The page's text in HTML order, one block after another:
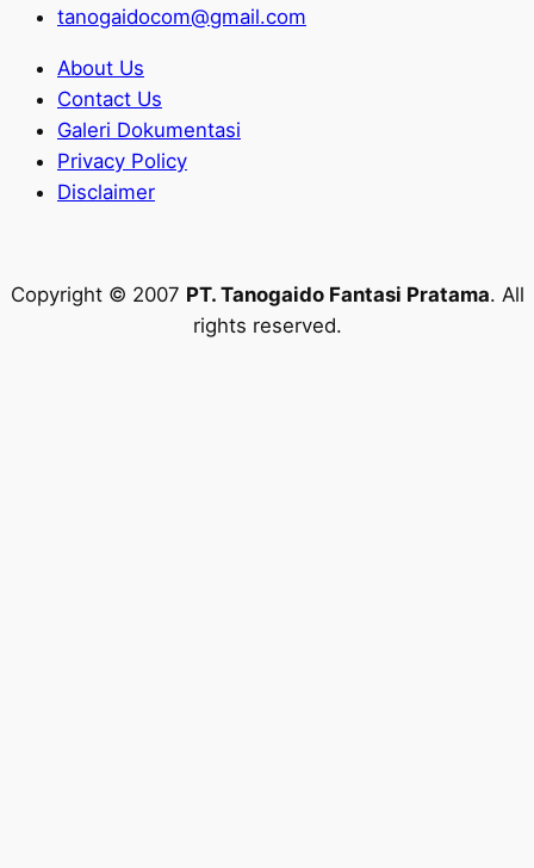
tanogaidocom@gmail.com
About Us
Contact Us
Galeri Dokumentasi
Privacy Policy
Disclaimer
Copyright © 2007 PT. Tanogaido Fantasi Pratama. All
rights reserved.